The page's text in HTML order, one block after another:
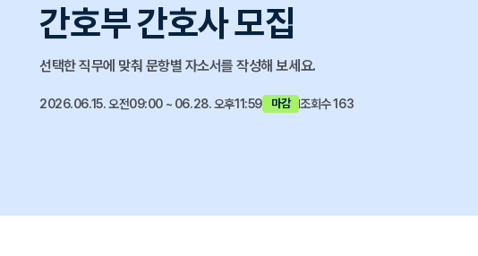
간호부 간호사 모집
선택한 직무에 맞춰 문항별 자소서를 작성해 보세요.
2026.06.15. 오전09:00 ~ 06.28. 오후11:59 마감 조회수 163